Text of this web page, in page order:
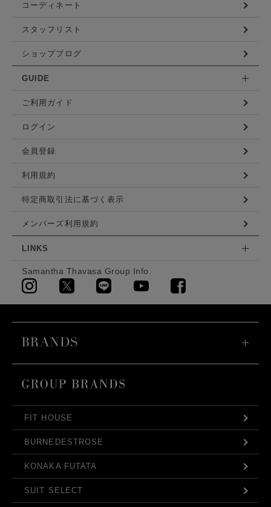
コーディネート
スタッフリスト
ショップブログ
GUIDE
ご利用ガイド
ログイン
会員登録
利用規約
特定商取引法に基づく表示
メンバーズ利用規約
LINKS
Samantha Thavasa Group Info.
FIT HOUSE
BURNEDESTROSE
KONAKA FUTATA
SUIT SELECT